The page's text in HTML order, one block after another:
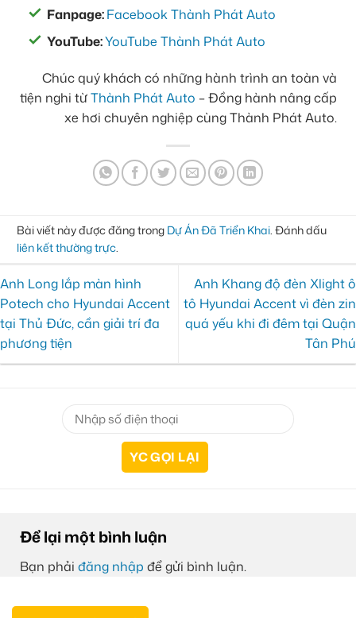
Fanpage:Facebook Thành Phát Auto
YouTube:YouTube Thành Phát Auto
Chúc quý khách có những hành trình an toàn và
tiện nghi từThành Phát Auto – Đồng hành nâng cấp
xe hơi chuyên nghiệp cùng Thành Phát Auto.
Bài viết này được đăng trong Dự Án Đã Triển Khai. Đánh dấu
liên kết thường trực.
Anh Long lắp màn hình
Potech cho Hyundai Accent
tại Thủ Đức, cần giải trí đa
phương tiện
Anh Khang độ đèn Xlight ô
tô Hyundai Accent vì đèn zin
quá yếu khi đi đêm tại Quận
Tân Phú
Để lại một bình luận
Bạn phải đăng nhập để gửi bình luận.